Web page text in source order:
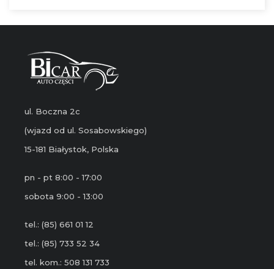
ul. Boczna 2c
(wjazd od ul. Sosabowskiego)
15-181 Białystok, Polska
pn - pt 8:00 - 17:00
sobota 9:00 - 13:00
tel.: (85) 661 01 12
tel.: (85) 733 52 34
tel. kom.: 508 131 733